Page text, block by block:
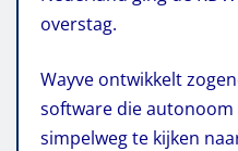
overstag.
Wayve ontwikkelt
software die
simpelweg te kijken